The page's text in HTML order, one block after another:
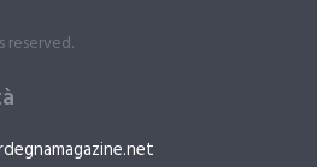
reserved.